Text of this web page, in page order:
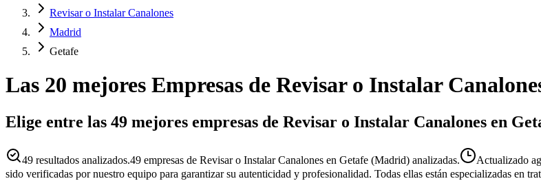
Revisar o Instalar Canalones
Madrid
Getafe
Las 20 mejores Empresas de Revisar o Instalar
Elige entre las 49 mejores empresas de Revisar o Instalar Canalones en
49 resultados analizados.49 empresas de Revisar o Instalar Canalones en Getafe (Madrid) analizadas. Actualizado
sido verificadas por nuestro equipo para garantizar su autenticidad y profesionalidad. Todas ellas están especializadas en